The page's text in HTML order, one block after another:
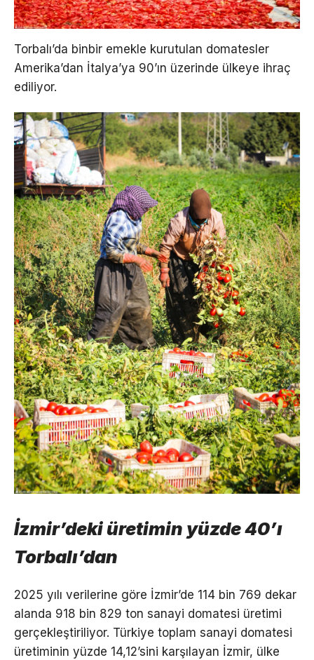
Torbalı’da binbir emekle kurutulan domatesler
Amerika’dan İtalya’ya 90’ın üzerinde ülkeye ihraç
ediliyor.
İzmir’deki üretimin yüzde 40’ı
Torbalı’dan
2025 yılı verilerine göre İzmir’de 114 bin 769 dekar
alanda 918 bin 829 ton sanayi domatesi üretimi
gerçekleştiriliyor. Türkiye toplam sanayi domatesi
üretiminin yüzde 14,12’sini karşılayan İzmir, ülke